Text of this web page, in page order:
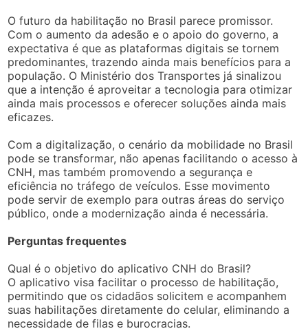
O futuro da habilitação no Brasil parece promissor.
Com o aumento da adesão e o apoio do governo, a
expectativa é que as plataformas digitais se tornem
predominantes, trazendo ainda mais benefícios para a
população. O Ministério dos Transportes já sinalizou
que a intenção é aproveitar a tecnologia para otimizar
ainda mais processos e oferecer soluções ainda mais
eficazes.
Com a digitalização, o cenário da mobilidade no Brasil
pode se transformar, não apenas facilitando o acesso à
CNH, mas também promovendo a segurança e
eficiência no tráfego de veículos. Esse movimento
pode servir de exemplo para outras áreas do serviço
público, onde a modernização ainda é necessária.
Perguntas frequentes
Qual é o objetivo do aplicativo CNH do Brasil?
O aplicativo visa facilitar o processo de habilitação,
permitindo que os cidadãos solicitem e acompanhem
suas habilitações diretamente do celular, eliminando a
necessidade de filas e burocracias.